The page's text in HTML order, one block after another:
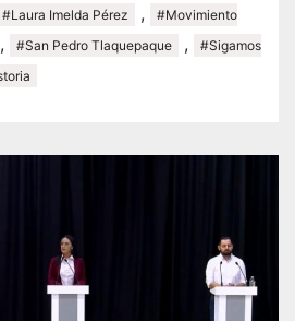
#Laura Imelda Pérez ,
#Movimiento
, #San Pedro Tlaquepaque ,
#Sigamos